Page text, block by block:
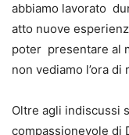
abbiamo lavorato
atto nuove
poter presentare al
non vediamo l’ora
Oltre agli indiscussi
compassionevole di